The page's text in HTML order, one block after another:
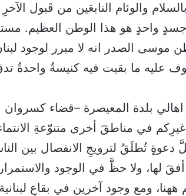
والوئام النابعَين من قَبول
واحدٍ هو هذا الوطن العظيم.
موسى الصدر انه لا مبرر لوجود
عليه ما بقيت فيه كنيسةٌ واحدةٌ
اهالي بلدة المعيصرة –قضاء كسروان
في مناطقَ أخرى متنوّعةِ
دعوةٍ تُطلَقُ لترويجِ الانفصال بين
أفقَ لها، ولا حظَّ في الوجود
ومع وجود آخرين في بقاعٍ